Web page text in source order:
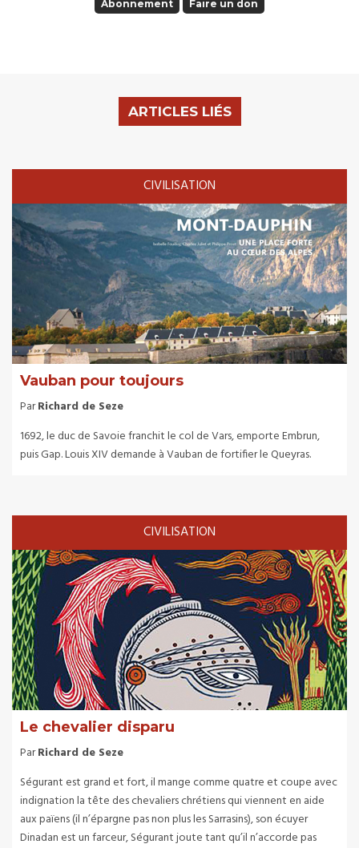
Abonnement Faire un don
ARTICLES LIÉS
CIVILISATION
Vauban pour toujours
ParRichard de Seze
1692, le duc de Savoie franchit le col de Vars, emporte Embrun,
puis Gap. Louis XIV demande à Vauban de fortifier le Queyras.
CIVILISATION
Le chevalier disparu
ParRichard de Seze
Ségurant est grand et fort, il mange comme quatre et coupe avec
indignation la tête des chevaliers chrétiens qui viennent en aide
aux païens (il n’épargne pas non plus les Sarrasins), son écuyer
Dinadan est un farceur, Ségurant joute tant qu’il n’accorde pas